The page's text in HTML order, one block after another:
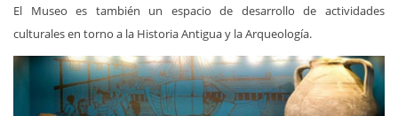
El Museo es también un espacio de desarrollo de actividades
culturales en torno a la Historia Antigua y la Arqueología.